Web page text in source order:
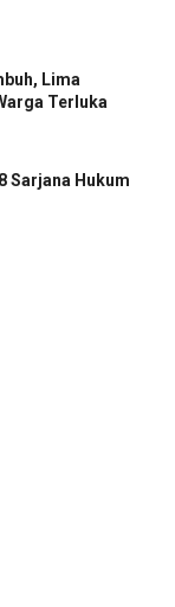
Lima
Terluka
Sarjana Hukum